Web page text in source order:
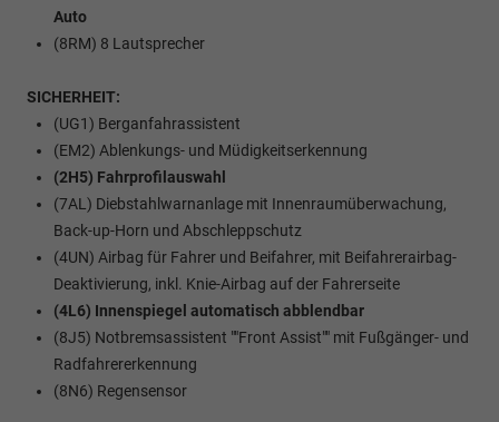
Auto
(8RM) 8 Lautsprecher
SICHERHEIT:
(UG1) Berganfahrassistent
(EM2) Ablenkungs- und Müdigkeitserkennung
(2H5) Fahrprofilauswahl
(7AL) Diebstahlwarnanlage mit Innenraumüberwachung,
Back-up-Horn und Abschleppschutz
(4UN) Airbag für Fahrer und Beifahrer, mit Beifahrerairbag-
Deaktivierung, inkl. Knie-Airbag auf der Fahrerseite
(4L6) Innenspiegel automatisch abblendbar
(8J5) Notbremsassistent ""Front Assist"" mit Fußgänger- und
Radfahrererkennung
(8N6) Regensensor